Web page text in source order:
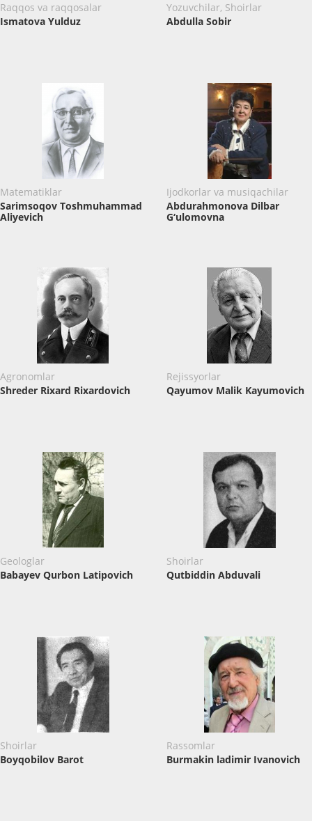
Raqqos va raqqosalar
Ismatova Yulduz
Yozuvchilar, Shoirlar
Abdulla Sobir
Matematiklar
Sarimsoqov Toshmuhammad
Aliyevich
Ijodkorlar va musiqachilar
Abdurahmonova Dilbar
G‘ulomovna
Agronomlar
Shreder Rixard Rixardovich
Rejissyorlar
Qayumov Malik Kayumovich
Geologlar
Babayev Qurbon Latipovich
Shoirlar
Qutbiddin Abduvali
Shoirlar
Boyqobilov Barot
Rassomlar
Burmakin ladimir Ivanovich